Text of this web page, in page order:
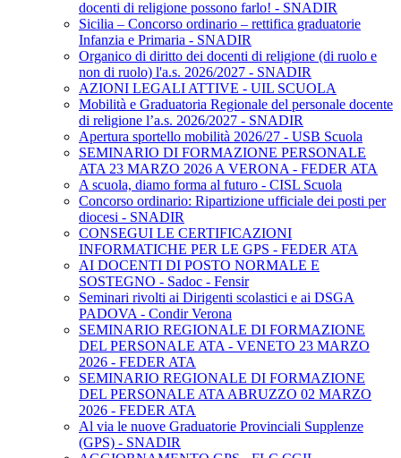
docenti di religione possono farlo! - SNADIR
Sicilia – Concorso ordinario – rettifica graduatorie
Infanzia e Primaria - SNADIR
Organico di diritto dei docenti di religione (di ruolo e
non di ruolo) l'a.s. 2026/2027 - SNADIR
AZIONI LEGALI ATTIVE - UIL SCUOLA
Mobilità e Graduatoria Regionale del personale docente
di religione l’a.s. 2026/2027 - SNADIR
Apertura sportello mobilità 2026/27 - USB Scuola
SEMINARIO DI FORMAZIONE PERSONALE
ATA 23 MARZO 2026 A VERONA - FEDER ATA
A scuola, diamo forma al futuro - CISL Scuola
Concorso ordinario: Ripartizione ufficiale dei posti per
diocesi - SNADIR
CONSEGUI LE CERTIFICAZIONI
INFORMATICHE PER LE GPS - FEDER ATA
AI DOCENTI DI POSTO NORMALE E
SOSTEGNO - Sadoc - Fensir
Seminari rivolti ai Dirigenti scolastici e ai DSGA
PADOVA - Condir Verona
SEMINARIO REGIONALE DI FORMAZIONE
DEL PERSONALE ATA - VENETO 23 MARZO
2026 - FEDER ATA
SEMINARIO REGIONALE DI FORMAZIONE
DEL PERSONALE ATA ABRUZZO 02 MARZO
2026 - FEDER ATA
Al via le nuove Graduatorie Provinciali Supplenze
(GPS) - SNADIR